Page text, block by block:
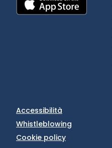
Accessibilità
Whistleblowing
Cookie policy